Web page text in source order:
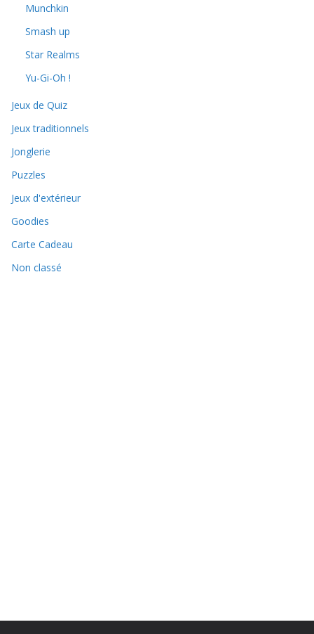
Munchkin
Smash up
Star Realms
Yu-Gi-Oh !
Jeux de Quiz
Jeux traditionnels
Jonglerie
Puzzles
Jeux d'extérieur
Goodies
Carte Cadeau
Non classé